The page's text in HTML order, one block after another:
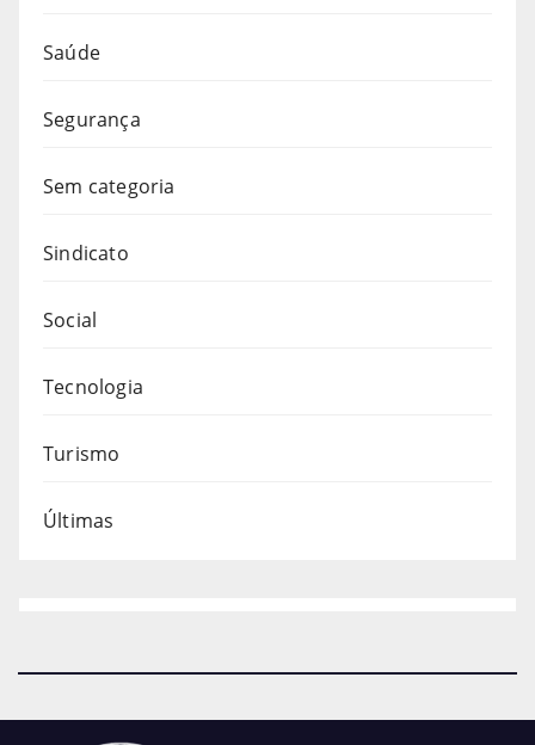
Saúde
Segurança
Sem categoria
Sindicato
Social
Tecnologia
Turismo
Últimas